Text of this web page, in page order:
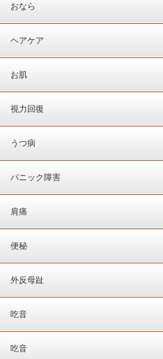
おなら
ヘアケア
お肌
視力回復
うつ病
パニック障害
肩痛
便秘
外反母趾
吃音
吃音